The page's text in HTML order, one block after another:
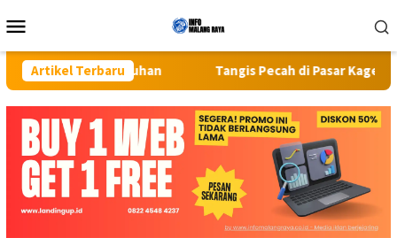
ke
Mobile
Artikel TerbaruTangis Pecah di Pasar Kaget Binjai: Emosi